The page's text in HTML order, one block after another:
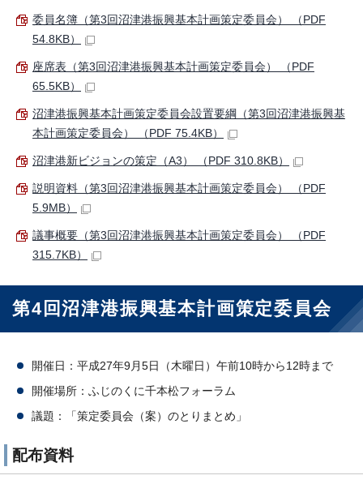
委員名簿（第3回沼津港振興基本計画策定委員会） （PDF
54.8KB）
座席表（第3回沼津港振興基本計画策定委員会） （PDF
65.5KB）
沼津港振興基本計画策定委員会設置要綱（第3回沼津港振興基
本計画策定委員会） （PDF 75.4KB）
沼津港新ビジョンの策定（A3） （PDF 310.8KB）
説明資料（第3回沼津港振興基本計画策定委員会） （PDF
5.9MB）
議事概要（第3回沼津港振興基本計画策定委員会） （PDF
315.7KB）
第4回沼津港振興基本計画策定委員会
開催日：平成27年9月5日（木曜日）午前10時から12時まで
開催場所：ふじのくに千本松フォーラム
議題：「策定委員会（案）のとりまとめ」
配布資料